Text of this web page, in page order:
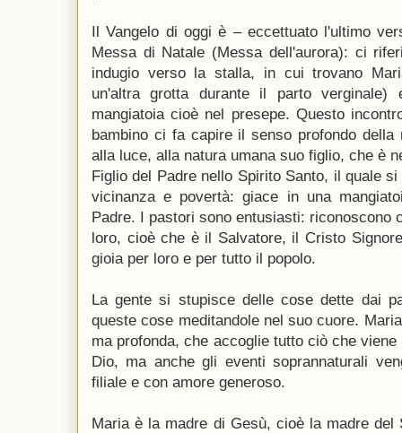
Il Vangelo di oggi è – eccettuato l'ultimo
Messa di Natale (Messa dell'aurora): ci
indugio verso la stalla, in cui trovano
un'altra grotta durante il parto
mangiatoia cioè nel presepe. Questo
bambino ci fa capire il senso profondo
alla luce, alla natura umana suo figlio, che è
Figlio del Padre nello Spirito Santo, il quale
vicinanza e povertà: giace in una
Padre. I pastori sono entusiasti: riconoscono
loro, cioè che è il Salvatore, il Cristo
gioia per loro e per tutto il popolo.
La gente si stupisce delle cose dette dai
queste cose meditandole nel suo cuore.
ma profonda, che accoglie tutto ciò che
Dio, ma anche gli eventi soprannaturali
filiale e con amore generoso.
Maria è la madre di Gesù, cioè la madre